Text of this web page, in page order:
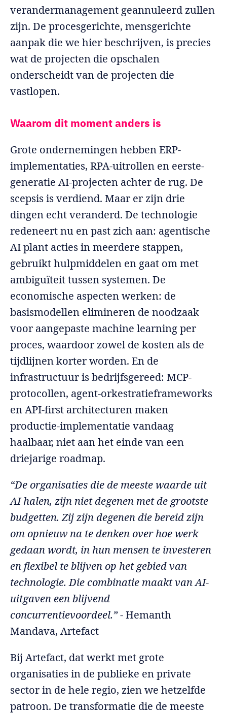
verandermanagement geannuleerd zullen
zijn. De procesgerichte, mensgerichte
aanpak die we hier beschrijven, is precies
wat de projecten die opschalen
onderscheidt van de projecten die
vastlopen.
Waarom dit moment anders is
Grote ondernemingen hebben ERP-
implementaties, RPA-uitrollen en eerste-
generatie AI-projecten achter de rug. De
scepsis is verdiend. Maar er zijn drie
dingen echt veranderd. De technologie
redeneert nu en past zich aan: agentische
AI plant acties in meerdere stappen,
gebruikt hulpmiddelen en gaat om met
ambiguïteit tussen systemen. De
economische aspecten werken: de
basismodellen elimineren de noodzaak
voor aangepaste machine learning per
proces, waardoor zowel de kosten als de
tijdlijnen korter worden. En de
infrastructuur is bedrijfsgereed: MCP-
protocollen, agent-orkestratieframeworks
en API-first architecturen maken
productie-implementatie vandaag
haalbaar, niet aan het einde van een
driejarige roadmap.
“De organisaties die de meeste waarde uit
AI halen, zijn niet degenen met de grootste
budgetten. Zij zijn degenen die bereid zijn
om opnieuw na te denken over hoe werk
gedaan wordt, in hun mensen te investeren
en flexibel te blijven op het gebied van
technologie. Die combinatie maakt van AI-
uitgaven een blijvend
concurrentievoordeel.”- Hemanth
Mandava, Artefact
Bij Artefact, dat werkt met grote
organisaties in de publieke en private
sector in de hele regio, zien we hetzelfde
patroon. De transformatie die de meeste